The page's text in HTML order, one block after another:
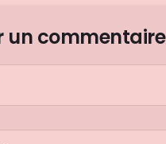
un commentaire